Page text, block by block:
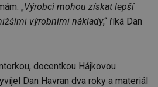
„Výrobci mohou získat lepší
výrobními náklady,“ říká Dan
docentkou Hájkovou
Dan Havran dva roky a materiál